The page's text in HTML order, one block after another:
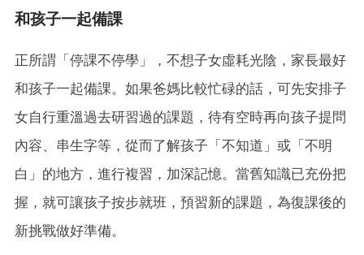
和孩子一起備課
正所謂「停課不停學」，不想子女虛耗光陰，家長最好
和孩子一起備課。如果爸媽比較忙碌的話，可先安排子
女自行重溫過去研習過的課題，待有空時再向孩子提問
內容、串生字等，從而了解孩子「不知道」或「不明
白」的地方，進行複習，加深記憶。當舊知識已充份把
握，就可讓孩子按步就班，預習新的課題，為復課後的
新挑戰做好準備。